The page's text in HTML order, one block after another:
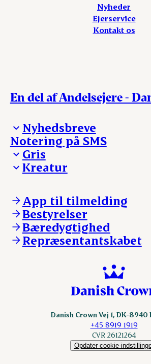
Nyheder
Ejerservice
Kontakt os
En del af Andelsejere -
Nyhedsbreve
Madinspiration - nyhedsbrev
Notering på SMS
Gris
Ejerinformation
Nyheder
Login
Kreatur
Kontakt os
Notering
Nyheder
Login
App til tilmelding
Bestyrelser
Bæredygtighed
Repræsentantskabet
Danish Crown Vej 1, DK-8940
+45 8919 1919
CVR 26121264
Opdater cookie-